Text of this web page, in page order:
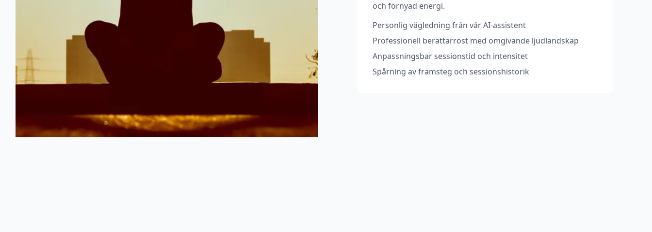
och förnyad energi.
Personlig vägledning från vår AI-assistent
Professionell berättarröst med omgivande ljudlandskap
Anpassningsbar sessionstid och intensitet
Spårning av framsteg och sessionshistorik